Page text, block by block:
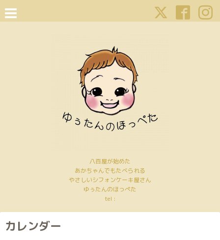
八百屋が始めた
あかちゃんでもたべられる
やさしいシフォンケーキ屋さん
ゆぅたんのほっぺた
tel :
カレンダー